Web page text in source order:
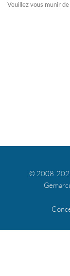
Veuillez vous munir
© 2008-